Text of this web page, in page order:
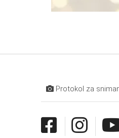
Protokol za